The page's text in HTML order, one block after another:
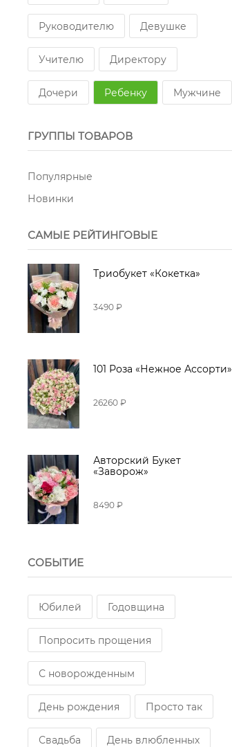
Озотамнус Гипсофилы
Лагурус Маттиола
Руководителю Девушке
Учителю Директору
Дочери Ребенку Мужчине
ГРУППЫ ТОВАРОВ
Популярные
Новинки
САМЫЕ РЕЙТИНГОВЫЕ
Триобукет «Кокетка»
3490 ₽
101 Роза «Нежное Ассорти»
26260 ₽
Авторский Букет
«Заворож»
8490 ₽
СОБЫТИЕ
Юбилей Годовщина
Попросить прощения
С новорожденным
День рождения Просто так
Свадьба День влюбленных